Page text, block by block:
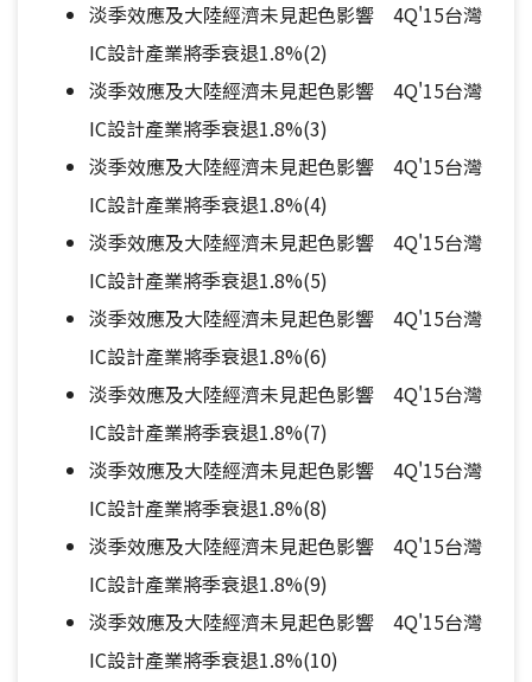
淡季效應及大陸經濟未見起色影響 4Q'15台灣
IC設計產業將季衰退1.8%(2)
淡季效應及大陸經濟未見起色影響 4Q'15台灣
IC設計產業將季衰退1.8%(3)
淡季效應及大陸經濟未見起色影響 4Q'15台灣
IC設計產業將季衰退1.8%(4)
淡季效應及大陸經濟未見起色影響 4Q'15台灣
IC設計產業將季衰退1.8%(5)
淡季效應及大陸經濟未見起色影響 4Q'15台灣
IC設計產業將季衰退1.8%(6)
淡季效應及大陸經濟未見起色影響 4Q'15台灣
IC設計產業將季衰退1.8%(7)
淡季效應及大陸經濟未見起色影響 4Q'15台灣
IC設計產業將季衰退1.8%(8)
淡季效應及大陸經濟未見起色影響 4Q'15台灣
IC設計產業將季衰退1.8%(9)
淡季效應及大陸經濟未見起色影響 4Q'15台灣
IC設計產業將季衰退1.8%(10)